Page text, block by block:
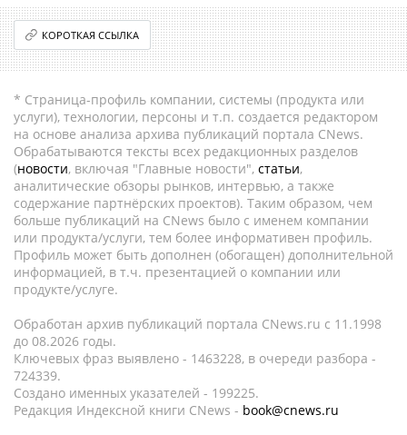
КОРОТКАЯ ССЫЛКА
* Страница-профиль компании, системы (продукта или
услуги), технологии, персоны и т.п. создается редактором
на основе анализа архива публикаций портала CNews.
Обрабатываются тексты всех редакционных разделов
(новости, включая "Главные новости", статьи,
аналитические обзоры рынков, интервью, а также
содержание партнёрских проектов). Таким образом, чем
больше публикаций на CNews было с именем компании
или продукта/услуги, тем более информативен профиль.
Профиль может быть дополнен (обогащен) дополнительной
информацией, в т.ч. презентацией о компании или
продукте/услуге.
Обработан архив публикаций портала CNews.ru c 11.1998
до 08.2026 годы.
Ключевых фраз выявлено - 1463228, в очереди разбора -
724339.
Создано именных указателей - 199225.
Редакция Индексной книги CNews - book@cnews.ru